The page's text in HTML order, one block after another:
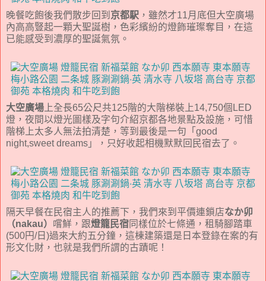
晚餐吃飽後我們散步回到 京都駅 ，雖然才11月底但大空廣場
內高高豎起一顆大聖誕樹，色彩繽紛的燈飾璀璨奪目，在這
已能感受到濃厚的聖誕氣氛。
大空廣場 上全長65公尺共125階的大階梯裝上14,750個LED
燈，夜間以燈光圖樣及字句介紹京都各地景點及設施，可惜
階梯上太多人無法拍清楚，等到最後是一句「good
night,sweet dreams」，只好收起相機默默回民宿去了。
隔天早餐在民宿主人的推薦下，我們來到平價連鎖店なか卯
（nakau） 嚐鮮，跟燈籠民宿 同樣位於七條通，租騎腳踏車
(500円/日)過來大約五分鐘，這棟建築還是日本登錄在案的有
形文化財，也就是我們所謂的古蹟呢！